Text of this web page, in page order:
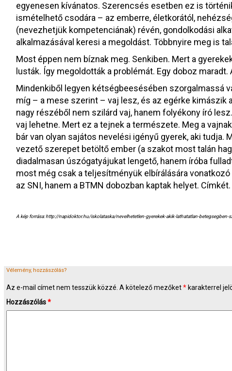
egyenesen kívánatos. Szerencsés esetben ez is
ismételhető csodára – az emberre, életkorától,
(nevezhetjük kompetenciának) révén, gondolkodási
alkalmazásával keresi a megoldást. Többnyire meg is
Most éppen nem bíznak meg. Senkiben. Mert a
lusták. Így megoldották a problémát. Egy doboz
Mindenkiből legyen kétségbeesésében szorgalmassá
míg – a mese szerint – vaj lesz, és az egérke kimászik
nagy részéből nem szilárd vaj, hanem folyékony író
vaj lehetne. Mert ez a tejnek a természete. Meg a
bár van olyan sajátos nevelési igényű gyerek, aki tudja.
vezető szerepet betöltő ember (a szakot most talán
diadalmasan úszógatyájukat lengető, hanem íróba
most még csak a teljesítményük elbírálására
az SNI, hanem a BTMN dobozban kaptak helyet.
A kép forrása: http://napidoktor.hu/iskolataska/nevelhetetlen-gyerekek-akik-lathatatlan-betegsegben-
Vélemény, hozzászólás?
Az e-mail címet nem tesszük közzé. A kötelező mezőket* karakterrel
Hozzászólás*